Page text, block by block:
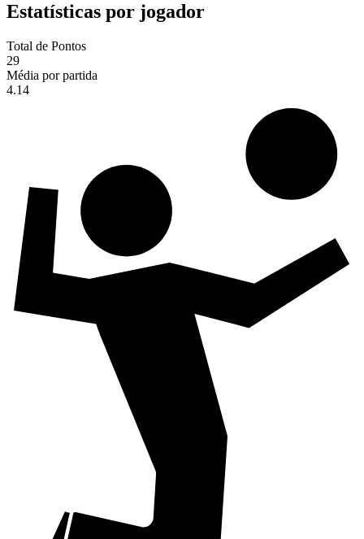
Estatísticas por jogador
Total de Pontos
29
Média por partida
4.14